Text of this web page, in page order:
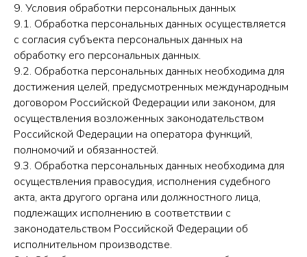
9. Условия обработки персональных данных
9.1. Обработка персональных данных осуществляется
с согласия субъекта персональных данных на
обработку его персональных данных.
9.2. Обработка персональных данных необходима для
достижения целей, предусмотренных международным
договором Российской Федерации или законом, для
осуществления возложенных законодательством
Российской Федерации на оператора функций,
полномочий и обязанностей.
9.3. Обработка персональных данных необходима для
осуществления правосудия, исполнения судебного
акта, акта другого органа или должностного лица,
подлежащих исполнению в соответствии с
законодательством Российской Федерации об
исполнительном производстве.